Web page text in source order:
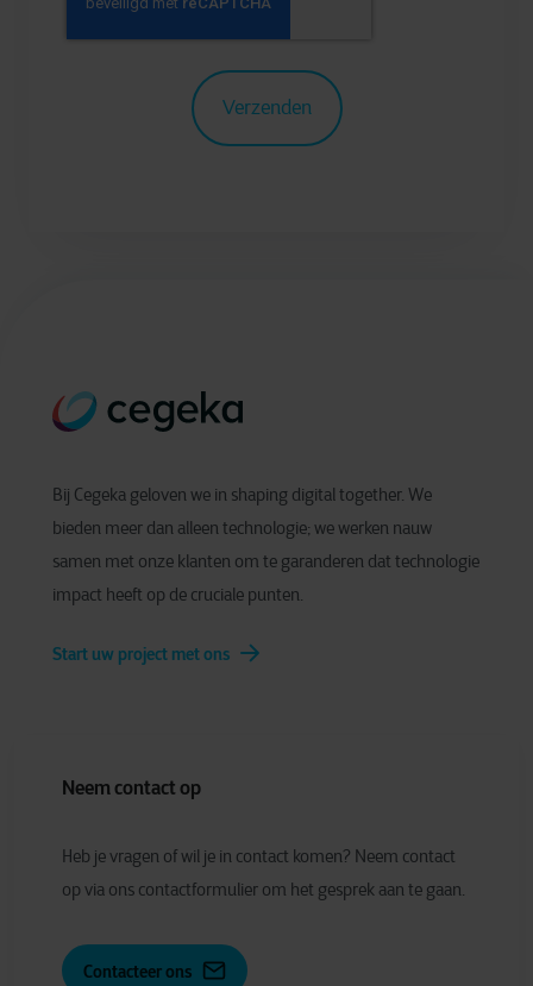
Bij Cegeka geloven we in shaping digital together. We
bieden meer dan alleen technologie; we werken nauw
samen met onze klanten om te garanderen dat technologie
impact heeft op de cruciale punten.
Start uw project met ons
Neem contact op
Heb je vragen of wil je in contact komen? Neem contact
op via ons contactformulier om het gesprek aan te gaan.
Contacteer ons